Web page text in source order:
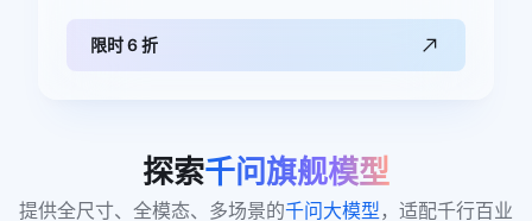
限时 6 折
探索千问旗舰模型
提供全尺寸、全模态、多场景的千问大模型，适配千行百业